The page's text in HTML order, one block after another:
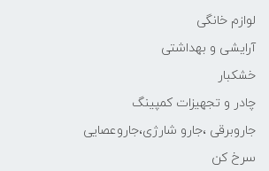
لوازم خانگی
آرایشی و بهداشتی
خشکبار
چادر و تجهیزات کمپینگ
جاروبرقی ،جارو شارژی،جاروعصایی
سرخ کن